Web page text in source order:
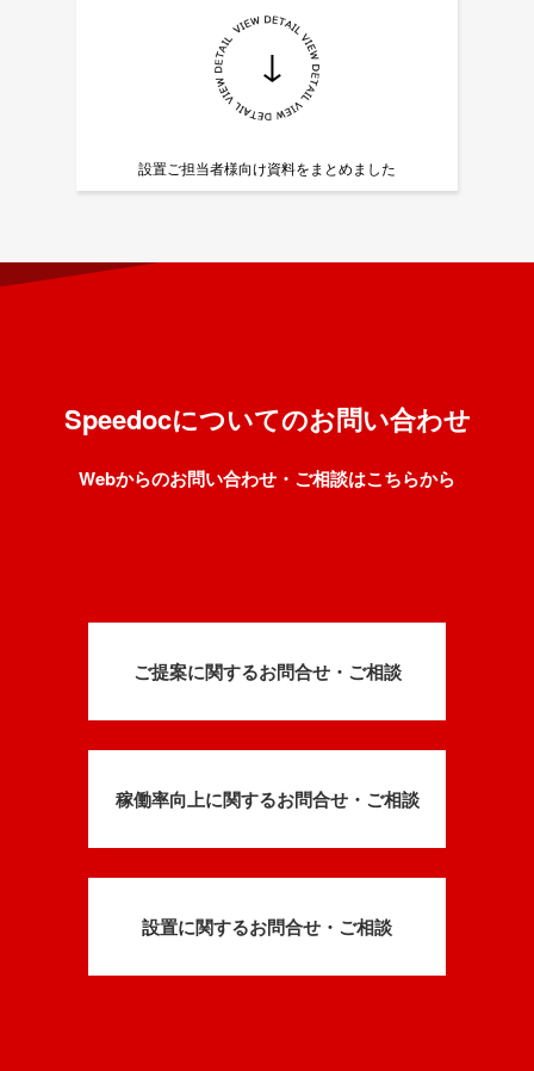
↓
設置ご担当者様向け資料をまとめました
Speedocについてのお問い合わせ
Webからのお問い合わせ・ご相談はこちらから
ご提案に関するお問合せ・ご相談
稼働率向上に関するお問合せ・ご相談
設置に関するお問合せ・ご相談